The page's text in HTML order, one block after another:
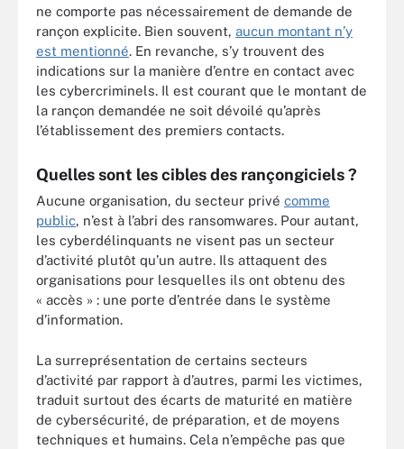
ne comporte pas nécessairement de demande de
rançon explicite. Bien souvent, aucun montant n’y
est mentionné. En revanche, s’y trouvent des
indications sur la manière d’entre en contact avec
les cybercriminels. Il est courant que le montant de
la rançon demandée ne soit dévoilé qu’après
l’établissement des premiers contacts.
Quelles sont les cibles des rançongiciels ?
Aucune organisation, du secteur privé comme
public, n’est à l’abri des ransomwares. Pour autant,
les cyberdélinquants ne visent pas un secteur
d’activité plutôt qu’un autre. Ils attaquent des
organisations pour lesquelles ils ont obtenu des
« accès » : une porte d’entrée dans le système
d’information.
La surreprésentation de certains secteurs
d’activité par rapport à d’autres, parmi les victimes,
traduit surtout des écarts de maturité en matière
de cybersécurité, de préparation, et de moyens
techniques et humains. Cela n’empêche pas que